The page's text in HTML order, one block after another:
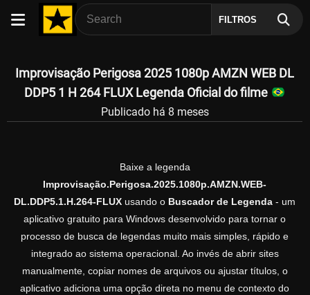
FILTROS
Improvisação Perigosa 2025 1080p AMZN WEB DL
DDP5 1 H 264 FLUX Legenda Oficial do filme
Publicado há 8 meses
Baixe a legenda
Improvisação.Perigosa.2025.1080p.AMZN.WEB-
DL.DDP5.1.H.264-FLUX usando o Buscador de Legenda - um
aplicativo gratuito para Windows desenvolvido para tornar o
processo de busca de legendas muito mais simples, rápido e
integrado ao sistema operacional. Ao invés de abrir sites
manualmente, copiar nomes de arquivos ou ajustar títulos, o
aplicativo adiciona uma opção direta no menu de contexto do